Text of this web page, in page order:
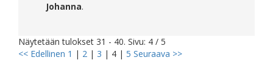
Johanna.
Näytetään tulokset 31 - 40. Sivu: 4 / 5
<< Edellinen 1 | 2 | 3 | 4 | 5 Seuraava >>